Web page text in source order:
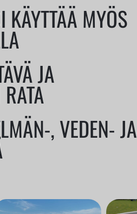
KÄYTTÄÄ MYÖS
JA
, VEDEN- JA